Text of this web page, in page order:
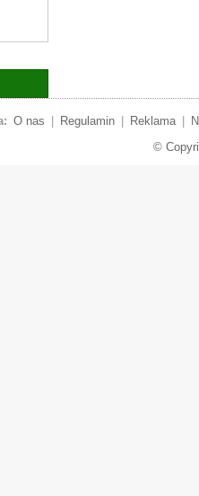
O nas Regulamin Reklama
©